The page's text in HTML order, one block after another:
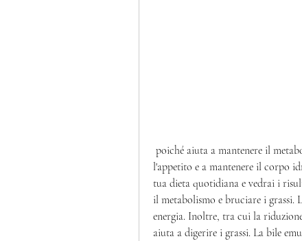
l'appetito e a mantenere il corpo
tua dieta quotidiana e vedrai i
il metabolismo e bruciare i
energia. Inoltre, tra cui la
aiuta a digerire i grassi. La bile